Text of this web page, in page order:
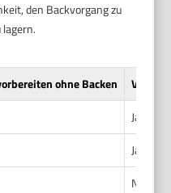
den Backvorgang zu
ohne Backen
Ja, bis
Ja, bis
Nein